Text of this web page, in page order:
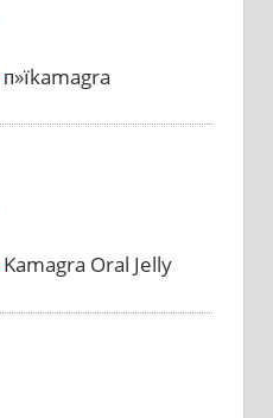
п»їkamagra
Kamagra Oral Jelly